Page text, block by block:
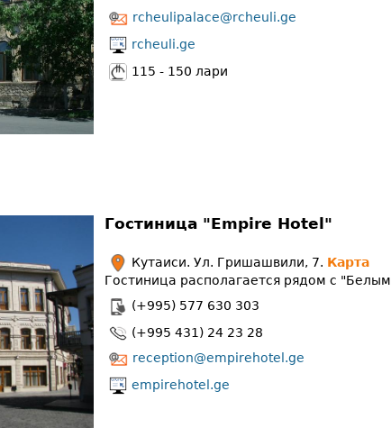
rcheulipalace@rcheuli.ge
rcheuli.ge
115 - 150 лари
Гостиница "Empire Hotel"
Кутаиси. Ул. Гришашвили, 7. Карта
Гостиница располагается рядом с
(+995) 577 630 303
(+995 431) 24 23 28
reception@empirehotel.ge
empirehotel.ge